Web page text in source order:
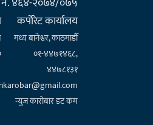
कर्पाेरेट कार्यालय
मध्य बानेश्वर, काठमाडौँ
०१-४४७१४६८,
४४७८१३१
nkarobar@gmail.com
न्युज कारोबार डट कम